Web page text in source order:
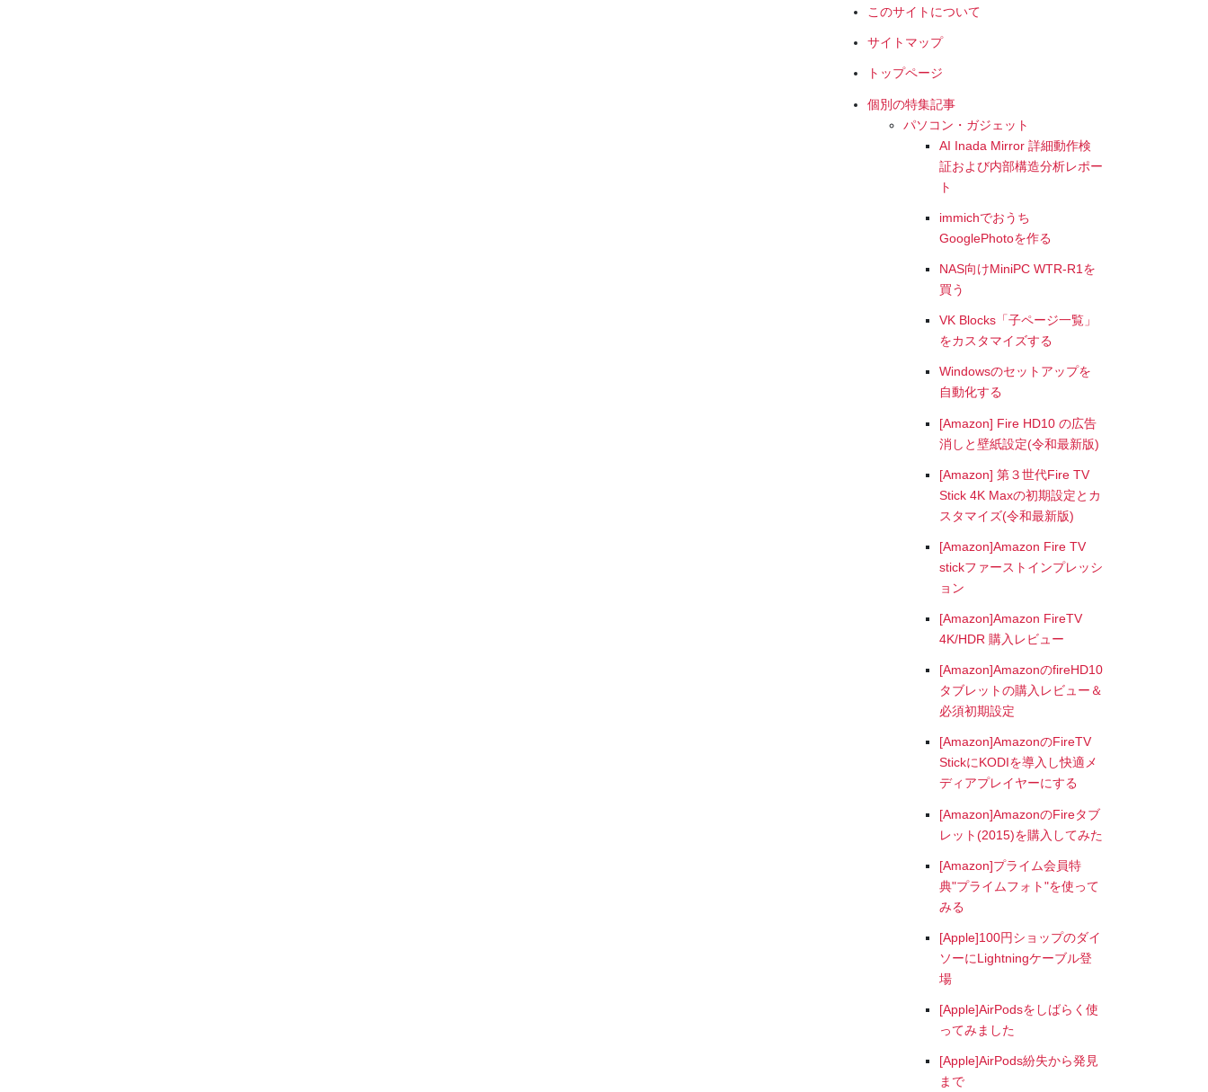
このサイトについて
サイトマップ
トップページ
個別の特集記事
パソコン・ガジェット
AI Inada Mirror 詳細動作検
証および内部構造分析レポー
ト
immichでおうち
GooglePhotoを作る
NAS向けMiniPC WTR-R1を
買う
VK Blocks「子ページ一覧」
をカスタマイズする
Windowsのセットアップを
自動化する
[Amazon] Fire HD10 の広告
消しと壁紙設定(令和最新版)
[Amazon] 第３世代Fire TV
Stick 4K Maxの初期設定とカ
スタマイズ(令和最新版)
[Amazon]Amazon Fire TV
stickファーストインプレッシ
ョン
[Amazon]Amazon FireTV
4K/HDR 購入レビュー
[Amazon]AmazonのfireHD10
タブレットの購入レビュー＆
必須初期設定
[Amazon]AmazonのFireTV
StickにKODIを導入し快適メ
ディアプレイヤーにする
[Amazon]AmazonのFireタブ
レット(2015)を購入してみた
[Amazon]プライム会員特
典"プライムフォト"を使って
みる
[Apple]100円ショップのダイ
ソーにLightningケーブル登
場
[Apple]AirPodsをしばらく使
ってみました
[Apple]AirPods紛失から発見
まで